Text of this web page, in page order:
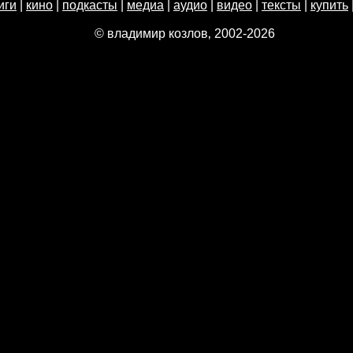
кино подкасты медиа аудио видео тексты купить
© владимир козлов‚ 2002-2026